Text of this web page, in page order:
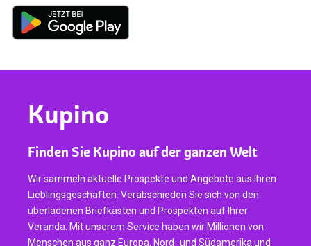
Kupino
Finden Sie Kupino auf der ganzen Welt
Wir sammeln aktuelle Prospekte und Angebote aus Ihren
Lieblingsgeschäften. Verabschieden Sie sich von den
überladenen Briefkästen und Prospekten auf Ihrer
Veranda. Mit unserem Service haben wir Millionen von
Menschen aus ganz Europa, Nord- und Südamerika und